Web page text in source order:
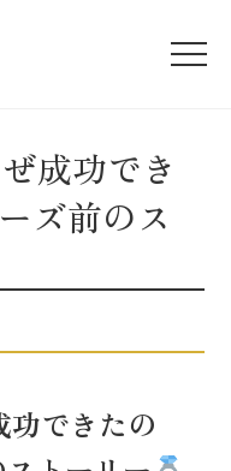
成功でき
ズ前のス
功できたの